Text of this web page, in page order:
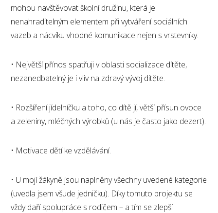
mohou navštěvovat školní družinu, která je
nenahraditelným elementem při vytváření sociálních
vazeb a nácviku vhodné komunikace nejen s vrstevníky.
• Největší přínos spatřuji v oblasti socializace dítěte,
nezanedbatelný je i vliv na zdravý vývoj dítěte.
• Rozšíření jídelníčku a toho, co dítě jí, větší přísun ovoce
a zeleniny, mléčných výrobků (u nás je často jako dezert).
• Motivace dětí ke vzdělávání.
• U mojí žákyně jsou naplněny všechny uvedené kategorie
(uvedla jsem všude jedničku). Díky tomuto projektu se
vždy daří spolupráce s rodičem – a tím se zlepší